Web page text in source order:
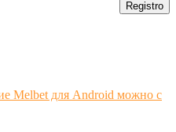
Melbet для Android можно с